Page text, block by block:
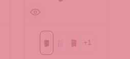
Black Fliederberry
+1